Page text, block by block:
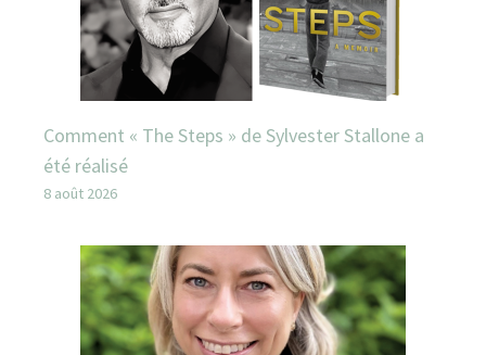
Comment « The Steps » de Sylvester Stallone a
été réalisé
8 août 2026